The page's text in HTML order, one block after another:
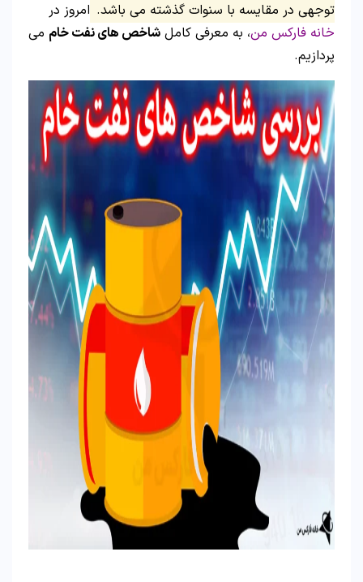
توجهی در مقایسه با سنوات گذشته می باشد. امروز در
خانه فارکس من، به معرفی کامل شاخص های نفت خام می
پردازیم.